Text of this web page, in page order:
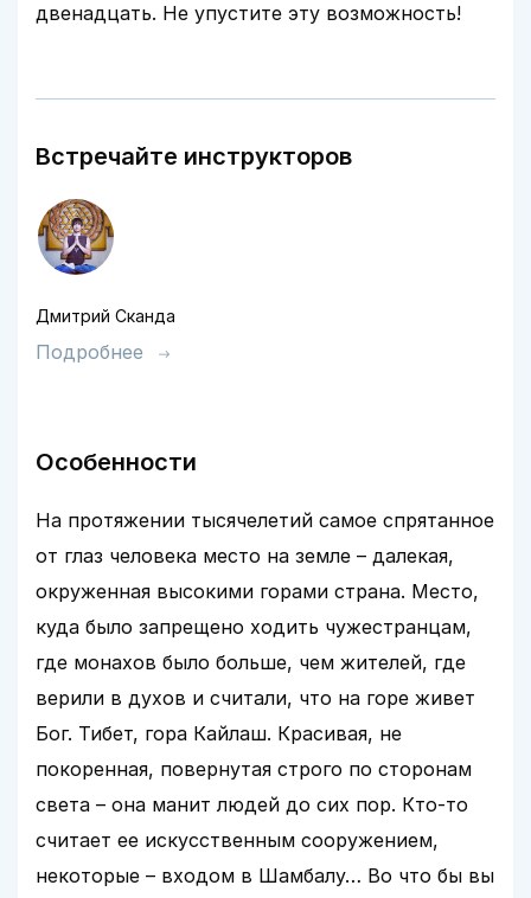
двенадцать. Не упустите эту возможность!
Встречайте инструкторов
Дмитрий Сканда
Подробнее
Особенности
На протяжении тысячелетий самое спрятанное
от глаз человека место на земле – далекая,
окруженная высокими горами страна. Место,
куда было запрещено ходить чужестранцам,
где монахов было больше, чем жителей, где
верили в духов и считали, что на горе живет
Бог. Тибет, гора Кайлаш. Красивая, не
покоренная, повернутая строго по сторонам
света – она манит людей до сих пор. Кто-то
считает ее искусственным сооружением,
некоторые – входом в Шамбалу… Во что бы вы